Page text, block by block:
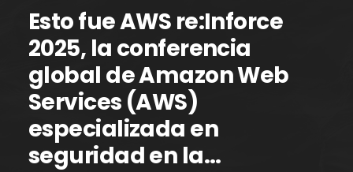
Facturación Local AWS
APPS
Escritorios Virtuales
Monday.com Solutions
Contact Center Omnicanal
Esto fue AWS re:Inforce
2025, la conferencia
global de Amazon Web
Services (AWS)
especializada en
seguridad en la…